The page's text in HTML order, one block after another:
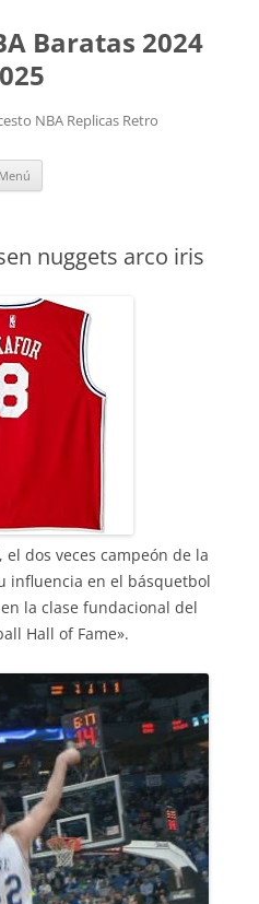
Baratas 2024
NBA Replicas Retro
Menú
nuggets arco iris
dos veces campeón de la
influencia en el básquetbol
la clase fundacional del
Hall of Fame».